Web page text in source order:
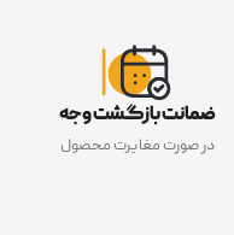
ضمانت بازگشت وجه
در صورت مغایرت محصول